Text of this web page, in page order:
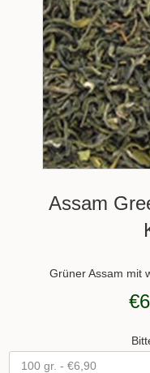
Assam
Grüner Assam mit